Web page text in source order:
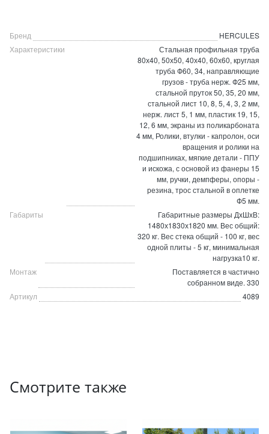
Бренд
HERCULES
Характеристики
Стальная профильная труба
80х40, 50х50, 40х40, 60х60, круглая
труба Ф60, 34, направляющие
грузов - труба нерж. Ф25 мм,
стальной пруток 50, 35, 20 мм,
стальной лист 10, 8, 5, 4, 3, 2 мм,
нерж. лист 5, 1 мм, пластик 19, 15,
12, 6 мм, экраны из поликарбоната
4 мм, Ролики, втулки - капролон, оси
вращения и ролики на
подшипниках, мягкие детали - ППУ
и искожа, с основой из фанеры 15
мм, ручки, демпферы, опоры -
резина, трос стальной в оплетке
Ф5 мм.
Габариты
Габаритные размеры ДхШхВ:
1480х1830х1820 мм. Вес общий:
320 кг. Вес стека общий - 100 кг, вес
одной плиты - 5 кг, минимальная
нагрузка10 кг.
Монтаж
Поставляется в частично
собранном виде. 330
Артикул
4089
Смотрите также